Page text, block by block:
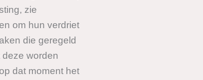
zie
om hun verdriet
die geregeld
worden
dat moment het